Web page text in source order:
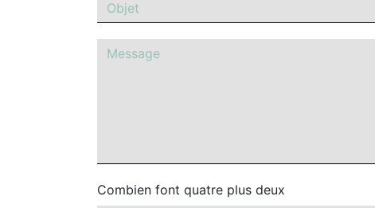
Combien font quatre plus deux